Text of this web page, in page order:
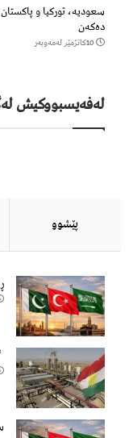
سعودیە، تورکیا و
دەکەن
10كاتژمێر لەمەوبەر
لەفەیسبووكیش
پێشوو